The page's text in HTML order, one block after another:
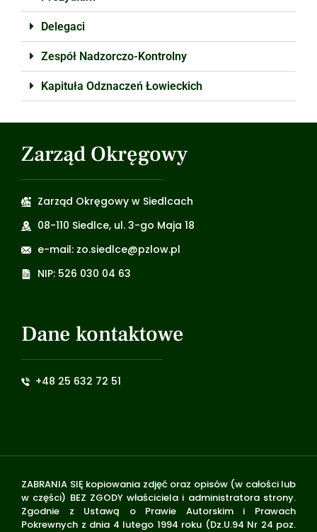
Delegaci
Zespół Nadzorczo-Kontrolny
Kapituła Odznaczeń Łowieckich
Zarząd Okręgowy
Zarząd Okręgowy w Siedlcach
08-110 Siedlce, ul. 3-go Maja 18
e-mail: zo.siedlce@pzlow.pl
NIP: 526 030 04 63
Dane kontaktowe
+48 25 632 72 51
ZABRANIA SIĘ kopiowania zdjęć oraz opisów (w całości lub
w części) BEZ ZGODY właściciela i administratora strony.
Zgodnie z Ustawą o Prawie Autorskim i Prawach
Pokrewnych z dnia 4 lutego 1994 roku (Dz.U.94 Nr 24 poz.